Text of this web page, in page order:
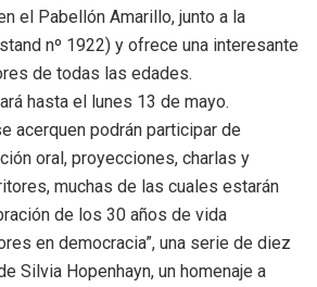
el Pabellón Amarillo, junto a la
nº 1922) y ofrece una interesante
de todas las edades.
hasta el lunes 13 de mayo.
acerquen podrán participar de
oral, proyecciones, charlas y
muchas de las cuales estarán
de los 30 años de vida
en democracia”, una serie de diez
Silvia Hopenhayn, un homenaje a